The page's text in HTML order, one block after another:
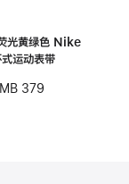
光黄绿色 Nike
式运动表带
379